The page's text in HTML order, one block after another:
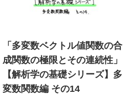
「多変数ベクトル値関数の合
成関数の極限とその連続性」
【解析学の基礎シリーズ】多
変数関数編 その14